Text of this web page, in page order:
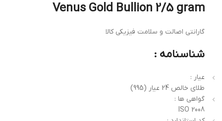
Venus Gold Bullion 2/5 gram
گارانتی اصالت و سلامت فیزیکی کالا
شناسنامه :
عیار :
طلای خالص 24 عیار (995)
گواهی ها :
ISO 2008